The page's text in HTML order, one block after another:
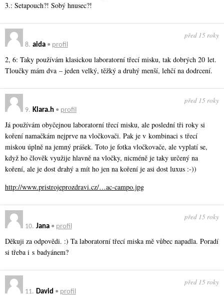
3.: Setapouch?! Sobý hnusec?!
8. aida • profil
před 15 roky
2, 6: Taky používám klasickou laboratorní třecí misku, tak dobrých 20 let.
Tloučky mám dva – jeden velký, těžký a druhý menší, lehčí na dodrcení.
9. Klara.h • profil
před 15 roky
Já používám obyčejnou laboratorní třecí misku, ale poslední tři roky si
koření namačkám nejprve na vločkovači. Pak je v kombinaci s třecí
miskou úplně na jemný prášek. Toto je fotka vločkovače, ale vyplatí se,
když ho člověk využije hlavně na vločky, nicméně je taky určený na
koření, ale je dost drahý a mít ho jen na koření je asi dost luxus :-))
http://www.pristrojeprozdravi.cz/…ac-campo.jpg
10. Jana • profil
před 15 roky
Děkuji za odpovědi. :) Ta laboratorní třecí miska mě vůbec napadla. Poradí
si třeba i s badyánem?
11. David • profil
před 15 roky